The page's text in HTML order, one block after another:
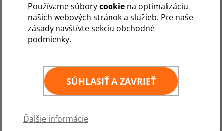
Používame súborycookie na optimalizáciu
našich webových stránok a služieb. Pre naše
zásady navštívte sekciu obchodné
podmienky.
SÚHLASIŤ A ZAVRIEŤ
Ďalšie informácie
Samolepka - vlajka Nemecko
Kategórie: